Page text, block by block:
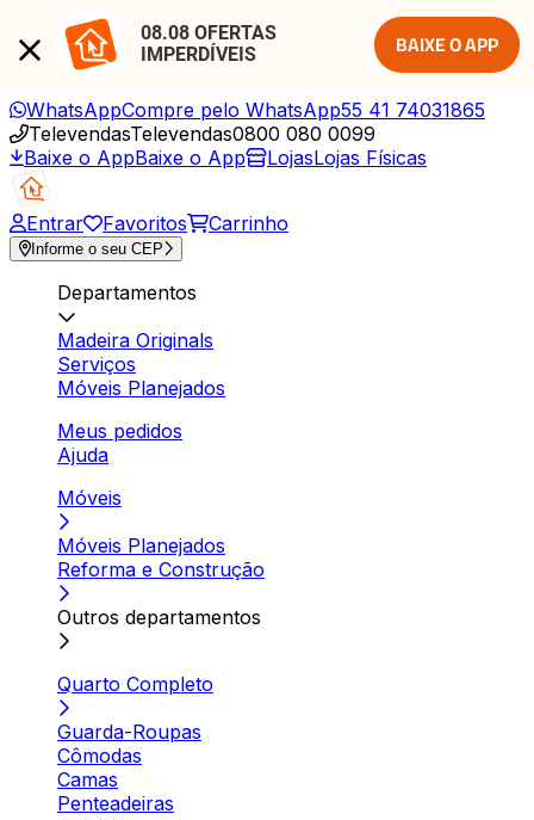
08.08 OFERTAS
IMPERDÍVEIS
BAIXE O APP
WhatsAppCompre pelo WhatsApp55 41 74031865
TelevendasTelevendas0800 080 0099
Baixe o AppBaixe o App LojasLojas Físicas
Entrar Favoritos Carrinho
Informe o seu CEP
Departamentos
Madeira Originals
Serviços
Móveis Planejados
Meus pedidos
Ajuda
Móveis
Móveis Planejados
Reforma e Construção
Outros departamentos
Quarto Completo
Guarda-Roupas
Cômodas
Camas
Penteadeiras